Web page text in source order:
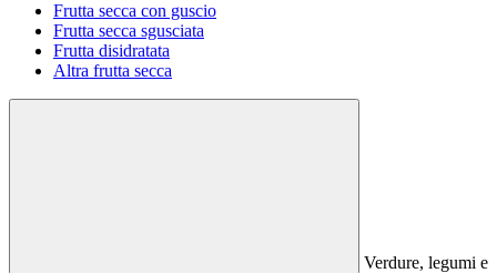
Frutta secca con guscio
Frutta secca sgusciata
Frutta disidratata
Altra frutta secca
Verdure, legumi e